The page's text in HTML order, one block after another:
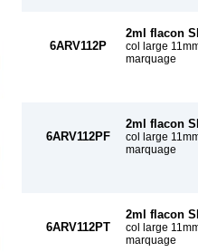
6ARV112P
2ml flacon
col large
marquage
6ARV112PF
2ml flacon
col large
marquage
6ARV112PT
2ml flacon
col large
marquage